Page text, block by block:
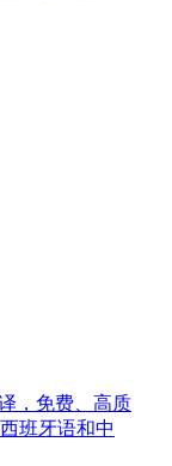
，免费、高质
班牙语和中